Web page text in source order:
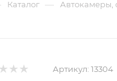
Каталог — Автокамеры,
Артикул: 13304